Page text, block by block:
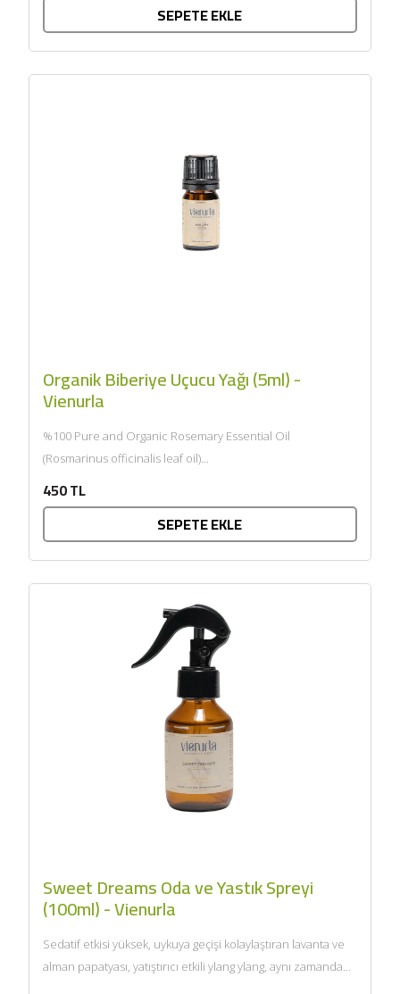
SEPETE EKLE
Organik Biberiye Uçucu Yağı (5ml) -
Vienurla
%100 Pure and Organic Rosemary Essential Oil
(Rosmarinus officinalis leaf oil)...
450 TL
SEPETE EKLE
Sweet Dreams Oda ve Yastık Spreyi
(100ml) - Vienurla
Sedatif etkisi yüksek, uykuya geçişi kolaylaştıran lavanta ve
alman papatyası, yatıştırıcı etkili ylang ylang, aynı zamanda